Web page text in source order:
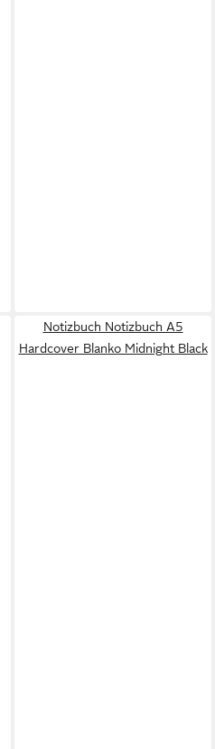
Notizbuch Notizbuch A5
Hardcover Blanko Midnight Black